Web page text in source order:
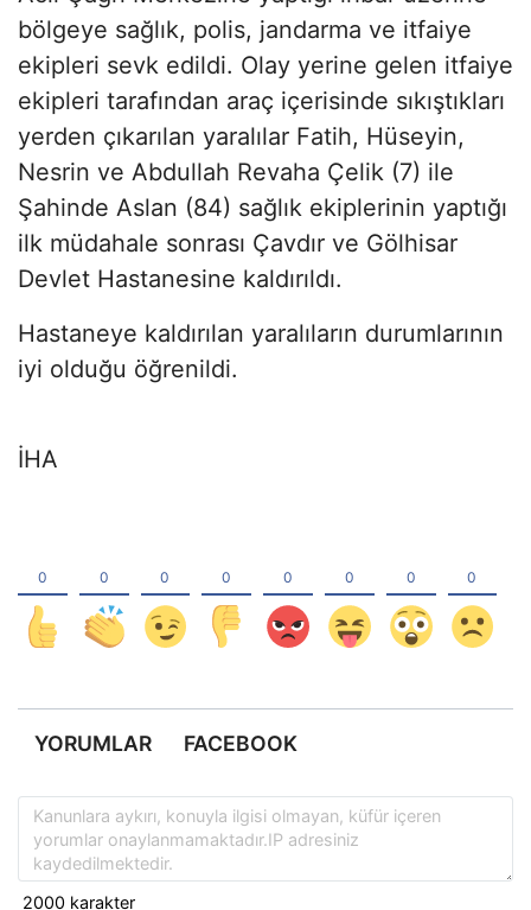
bölgeye sağlık, polis, jandarma ve itfaiye
ekipleri sevk edildi. Olay yerine gelen itfaiye
ekipleri tarafından araç içerisinde sıkıştıkları
yerden çıkarılan yaralılar Fatih, Hüseyin,
Nesrin ve Abdullah Revaha Çelik (7) ile
Şahinde Aslan (84) sağlık ekiplerinin yaptığı
ilk müdahale sonrası Çavdır ve Gölhisar
Devlet Hastanesine kaldırıldı.
Hastaneye kaldırılan yaralıların durumlarının
iyi olduğu öğrenildi.
İHA
YORUMLAR FACEBOOK